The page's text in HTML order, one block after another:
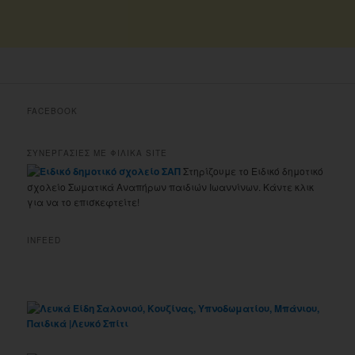
FACEBOOK
ΣΥΝΕΡΓΑΣΙΕΣ ΜΕ ΦΙΛΙΚΑ SITE
Στηρίζουμε το Ειδικό δημοτικό
σχολείο Σωματικά Αναπήρων παιδιών Ιωαννίνων. Κάντε κλικ
για να το επισκεφτείτε!
INFEED